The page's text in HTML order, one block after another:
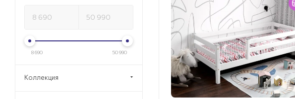
8 690 50 990
Коллекция